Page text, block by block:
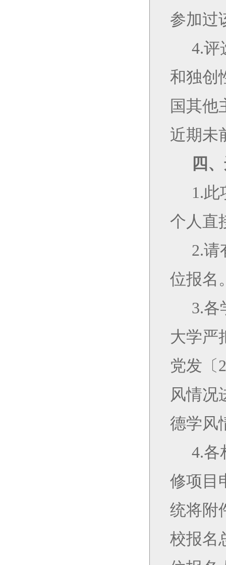
参加过
4.评
和独创
国其他
近期未
四
1.此
个人直
2.请
位报名
3.各
大学严
党发〔
风情况
德学风
4.各
修项目
统将附
校报名